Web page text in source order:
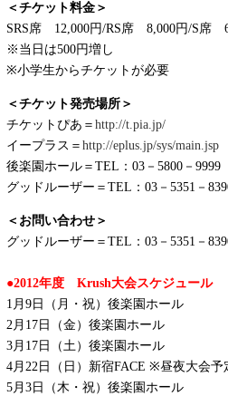
＜チケット料金＞
SRS席 12,000円/RS席 8,000円/S席
※当日は500円増し
※小学生からチケットが必要
＜チケット発売場所＞
チケットぴあ＝ http://t.pia.jp/
イープラス＝ http://eplus.jp/sys/main.jsp
後楽園ホール＝TEL：03－5800－9999
グッドルーザー＝TEL：03－5351－
＜お問い合わせ＞
グッドルーザー＝TEL：03－5351－
●2012年度 Krush大会スケジュール
1月9日（月・祝）後楽園ホール
2月17日（金）後楽園ホール
3月17日（土）後楽園ホール
4月22日（日）新宿FACE ※昼夜大会予
5月3日（木・祝）後楽園ホール